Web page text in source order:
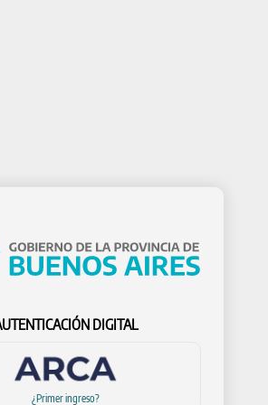
DIGITAL
¿Primer ingreso?